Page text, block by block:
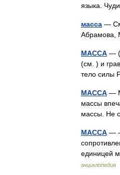
языка.
масса —
Абрамова,
МАССА —
(см. ) и
тело силы
МАССА —
массы
массы. Не
МАССА —
единицей
энциклопедия